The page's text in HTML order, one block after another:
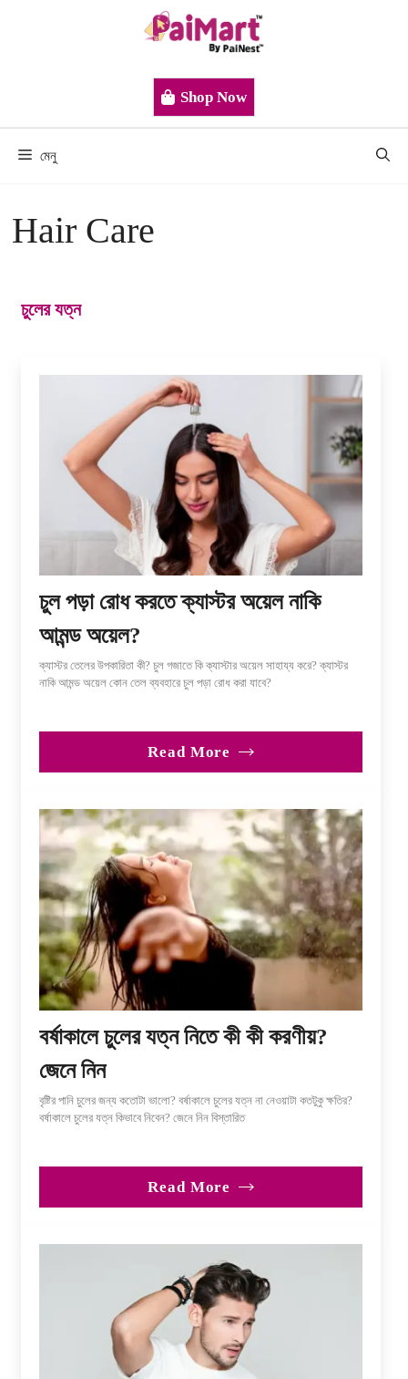
Shop Now
মেনু
Hair Care
চুলের যত্ন
চুল পড়া রোধ করতে ক্যাস্টর অয়েল নাকি
আমন্ড অয়েল?
ক্যাস্টর তেলের উপকারিতা কী? চুল গজাতে কি ক্যাস্টার অয়েল সাহায্য করে? ক্যাস্টর
নাকি আমন্ড অয়েল কোন তেল ব্যবহারে চুল পড়া রোধ করা যাবে?
Read More
বর্ষাকালে চুলের যত্ন নিতে কী কী করণীয়?
জেনে নিন
বৃষ্টির পানি চুলের জন্য কতোটা ভালো? বর্ষাকালে চুলের যত্ন না নেওয়াটা কতটুকু ক্ষতির?
বর্ষাকালে চুলের যত্ন কিভাবে নিবেন? জেনে নিন বিস্তারিত
Read More